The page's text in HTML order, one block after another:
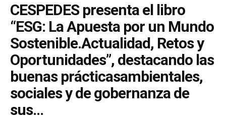
CESPEDES presenta el libro
“ESG: La Apuesta por un Mundo
Sostenible.Actualidad, Retos y
Oportunidades”, destacando las
buenas prácticasambientales,
sociales y de gobernanza de
sus...